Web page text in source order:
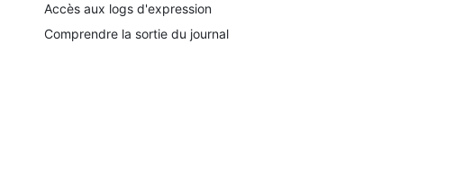
Accès aux logs d'expression
Comprendre la sortie du journal